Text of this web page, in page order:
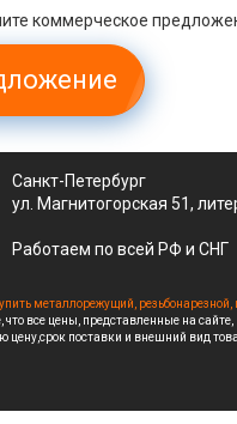
коммерческое
Санкт-Петербург
ул. Магнитогорская 51,
Работаем по всей РФ и СНГ
металлорежущий,
все цены, представленные на
цену,срок поставки и внешний вид